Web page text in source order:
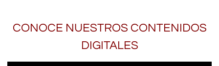
CONOCE NUESTROS CONTENIDOS
DIGITALES